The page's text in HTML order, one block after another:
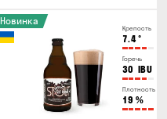
Крепость
7.4°
Горечь
30 IBU
Плотность
19 %
Новинка